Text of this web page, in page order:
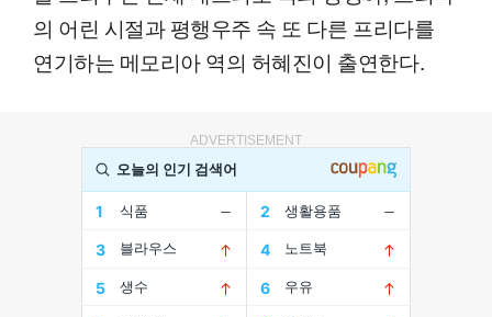
의 어린 시절과 평행우주 속 또 다른 프리다를
연기하는 메모리아 역의 허혜진이 출연한다.
ADVERTISEMENT